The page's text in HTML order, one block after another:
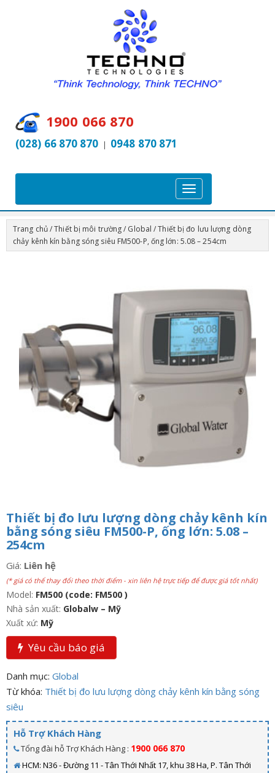
1900 066 870
(028) 66 870 870 | 0948 870 871
T
o
g
g
l
v
g
a
t
n
Trang chủ/Thiết bị môi trường/ Global / Thiết bị đo lưu lượng dòng
chảy kênh kín bằng sóng siêu FM500-P, ống lớn: 5.08 – 254cm
Thiết bị đo lưu lượng dòng chảy kênh kín
bằng sóng siêu FM500-P, ống lớn: 5.08 –
254cm
Giá: Liên hệ
(* giá có thể thay đổi theo thời điểm - xin liên hệ trực tiếp để được giá tốt nhất)
Model: FM500 (code: FM500 )
Nhà sản xuất: Globalw – Mỹ
Xuất xứ: Mỹ
Yêu cầu báo giá
Danh mục: Global
Từ khóa: Thiết bị đo lưu lượng dòng chảy kênh kín bằng sóng
siêu
Hỗ Trợ Khách Hàng
Tổng đài hỗ Trợ Khách Hàng : 1900 066 870
HCM: N36 - Đường 11 - Tân Thới Nhất 17, khu 38 Ha, P. Tân Thới